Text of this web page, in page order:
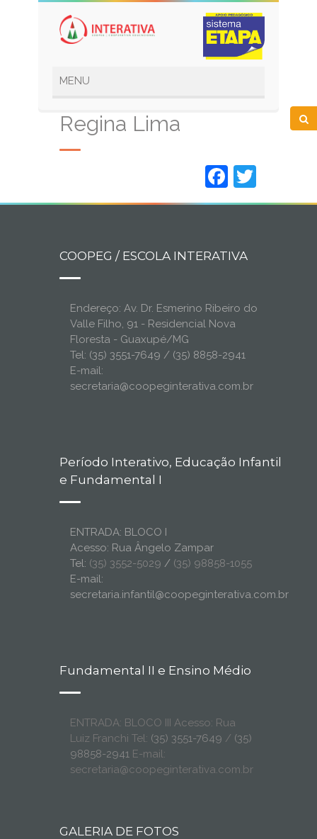
Regina Lima
COOPEG / ESCOLA INTERATIVA
Endereço: Av. Dr. Esmerino Ribeiro do
Valle Filho, 91 - Residencial Nova
Floresta - Guaxupé/MG
Tel: (35) 3551-7649 / (35) 8858-2941
E-mail:
secretaria@coopeginterativa.com.br
Período Interativo, Educação Infantil
e Fundamental I
ENTRADA: BLOCO I
Acesso: Rua Ângelo Zampar
Tel: (35) 3552-5029 / (35) 98858-1055
E-mail:
secretaria.infantil@coopeginterativa.com.br
Fundamental II e Ensino Médio
ENTRADA: BLOCO III Acesso: Rua
Luiz Franchi Tel: (35) 3551-7649 / (35)
98858-2941 E-mail:
secretaria@coopeginterativa.com.br
GALERIA DE FOTOS